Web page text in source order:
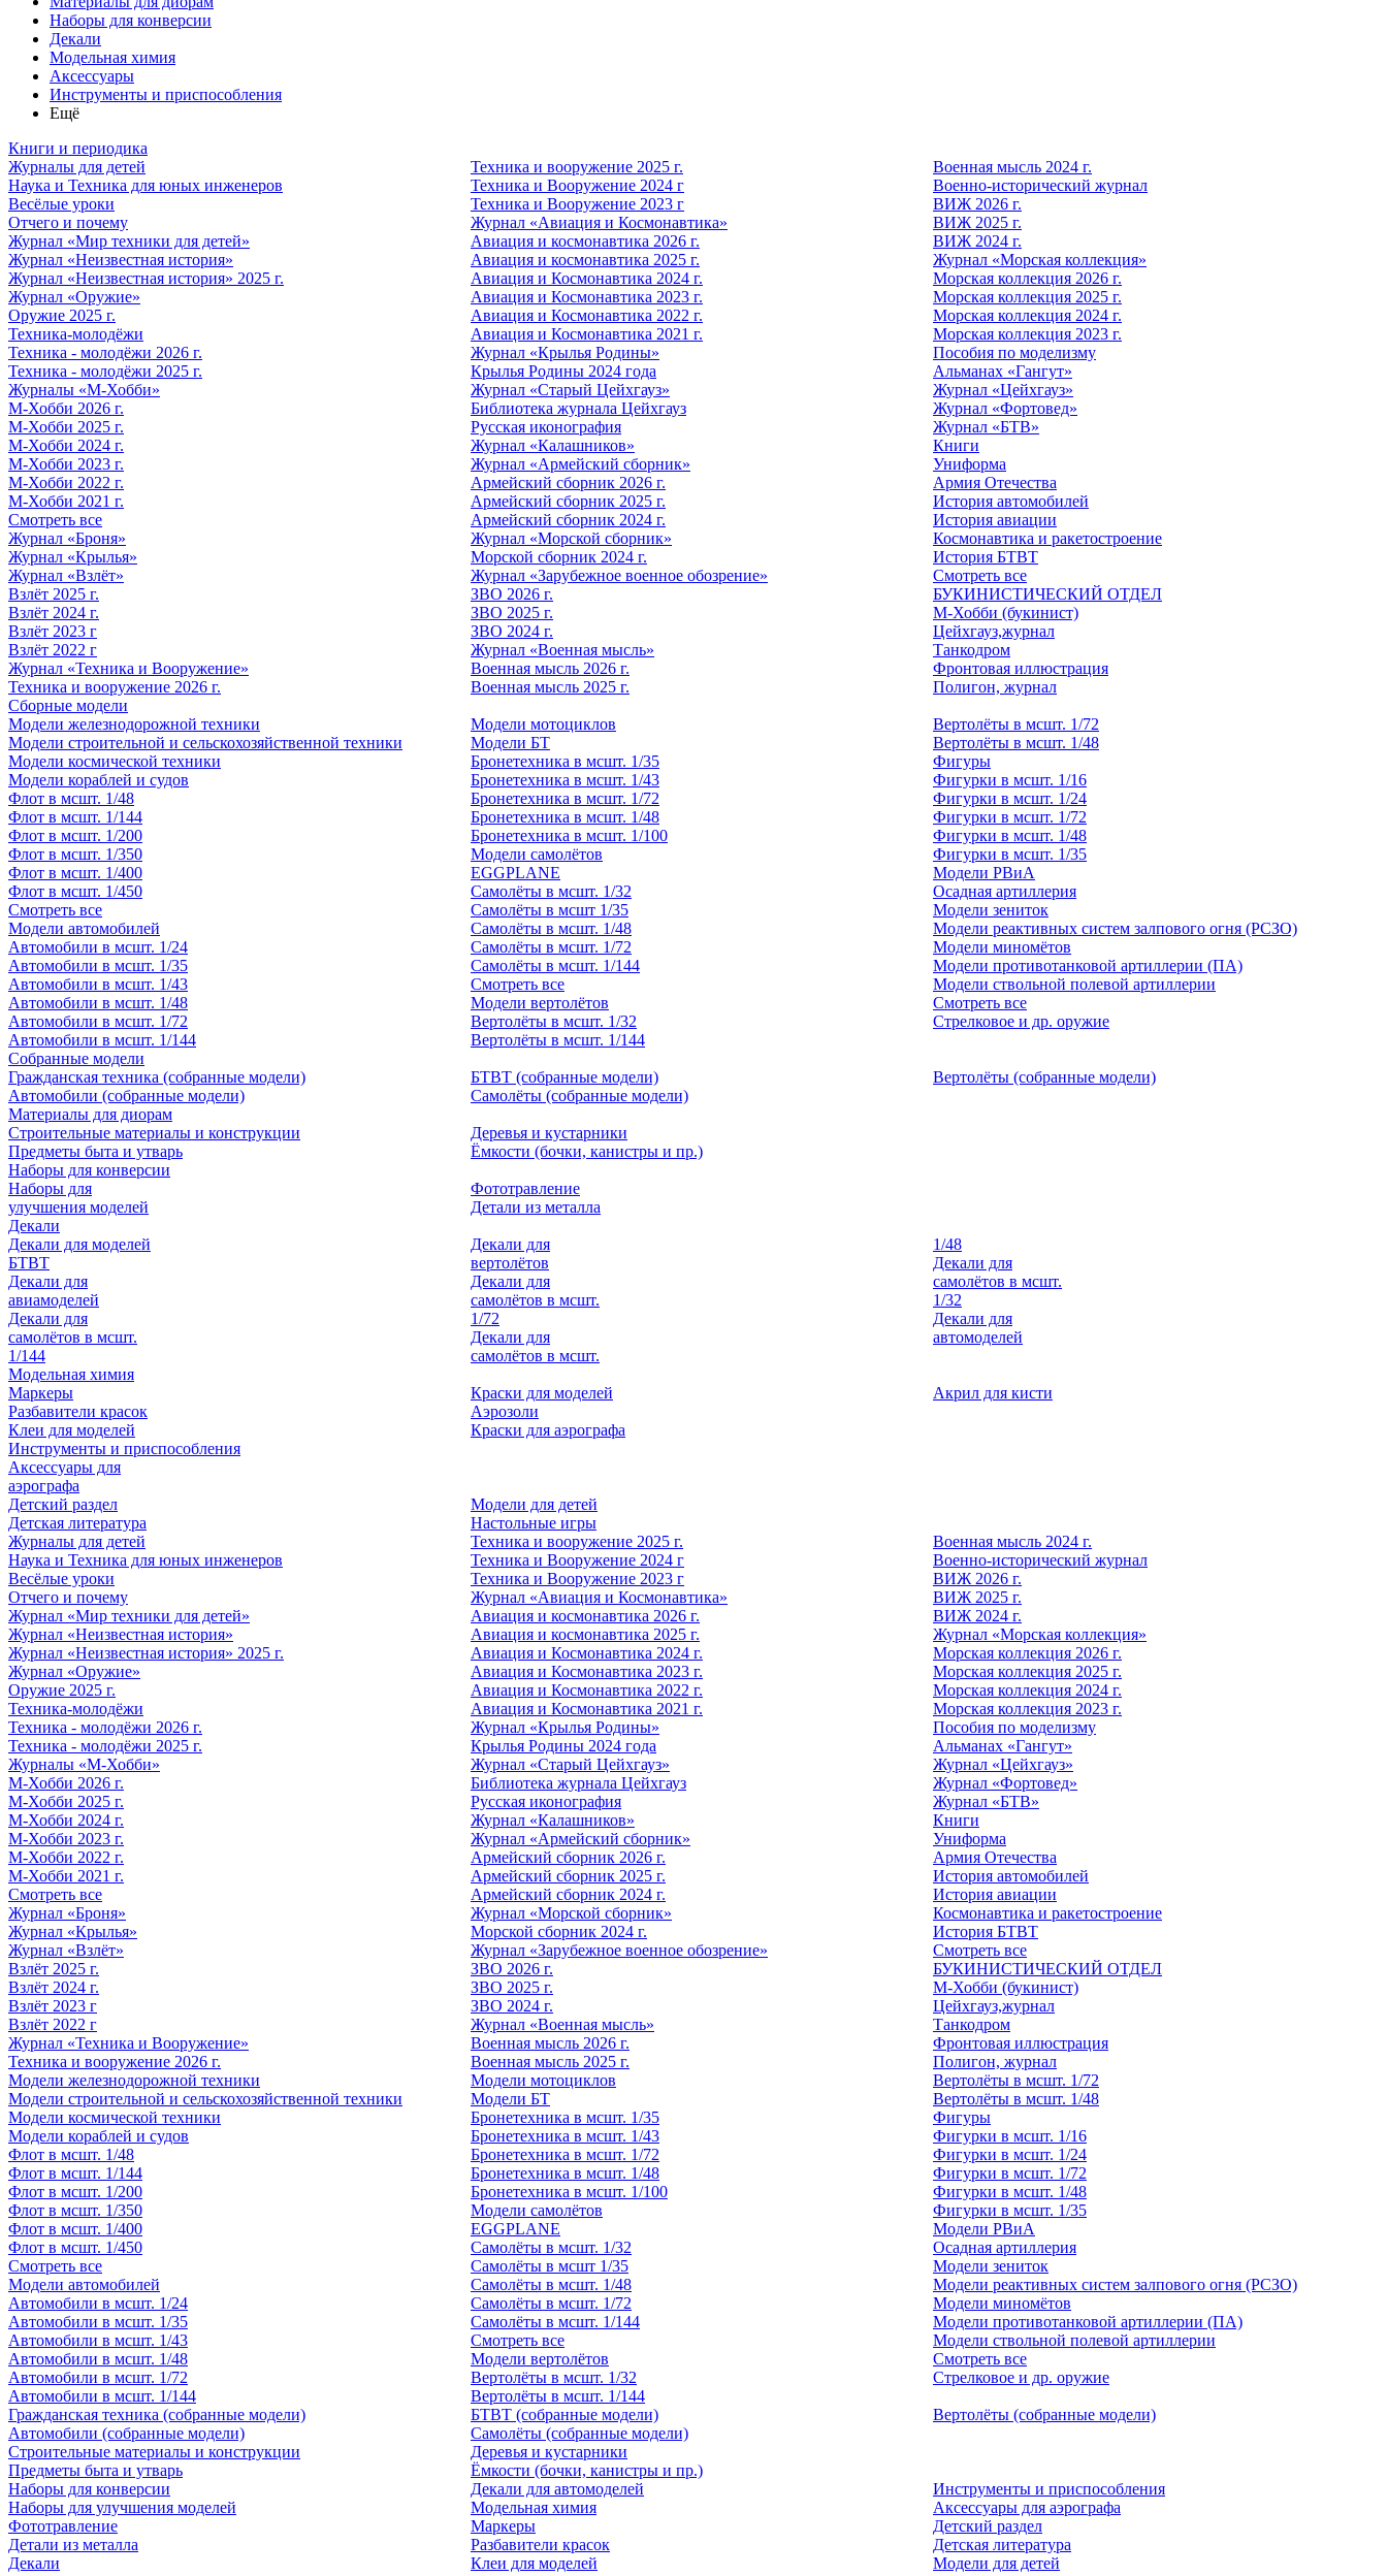
Наборы для конверсии
Декали
Модельная химия
Аксессуары
Инструменты и приспособления
Ещё
Книги и периодика
Журналы для детей
Наука и Техника для юных инженеров
Весёлые уроки
Отчего и почему
Журнал «Мир техники для детей»
Журнал «Неизвестная история»
Журнал «Неизвестная история» 2025 г.
Журнал «Оружие»
Оружие 2025 г.
Техника-молодёжи
Техника - молодёжи 2026 г.
Техника - молодёжи 2025 г.
Журналы «М-Хобби»
М-Хобби 2026 г.
М-Хобби 2025 г.
М-Хобби 2024 г.
М-Хобби 2023 г.
М-Хобби 2022 г.
М-Хобби 2021 г.
Смотреть все
Журнал «Броня»
Журнал «Крылья»
Журнал «Взлёт»
Взлёт 2025 г.
Взлёт 2024 г.
Взлёт 2023 г
Взлёт 2022 г
Журнал «Техника и Вооружение»
Техника и вооружение 2026 г.
Техника и вооружение 2025 г.
Техника и Вооружение 2024 г
Техника и Вооружение 2023 г
Журнал «Авиация и Космонавтика»
Авиация и космонавтика 2026 г.
Авиация и космонавтика 2025 г.
Авиация и Космонавтика 2024 г.
Авиация и Космонавтика 2023 г.
Авиация и Космонавтика 2022 г.
Авиация и Космонавтика 2021 г.
Журнал «Крылья Родины»
Крылья Родины 2024 года
Журнал «Старый Цейхгауз»
Библиотека журнала Цейхгауз
Русская иконография
Журнал «Калашников»
Журнал «Армейский сборник»
Армейский сборник 2026 г.
Армейский сборник 2025 г.
Армейский сборник 2024 г.
Журнал «Морской сборник»
Морской сборник 2024 г.
Журнал «Зарубежное военное обозрение»
ЗВО 2026 г.
ЗВО 2025 г.
ЗВО 2024 г.
Журнал «Военная мысль»
Военная мысль 2026 г.
Военная мысль 2025 г.
Военная мысль 2024 г.
Военно-исторический журнал
ВИЖ 2026 г.
ВИЖ 2025 г.
ВИЖ 2024 г.
Журнал «Морская коллекция»
Морская коллекция 2026 г.
Морская коллекция 2025 г.
Морская коллекция 2024 г.
Морская коллекция 2023 г.
Пособия по моделизму
Альманах «Гангут»
Журнал «Цейхгауз»
Журнал «Фортовед»
Журнал «БТВ»
Книги
Униформа
Армия Отечества
История автомобилей
История авиации
Космонавтика и ракетостроение
История БТВТ
Смотреть все
БУКИНИСТИЧЕСКИЙ ОТДЕЛ
М-Хобби (букинист)
Цейхгауз,журнал
Танкодром
Фронтовая иллюстрация
Полигон, журнал
Сборные модели
Модели железнодорожной техники
Модели строительной и сельскохозяйственной техники
Модели космической техники
Модели кораблей и судов
Флот в мсшт. 1/48
Флот в мсшт. 1/144
Флот в мсшт. 1/200
Флот в мсшт. 1/350
Флот в мсшт. 1/400
Флот в мсшт. 1/450
Смотреть все
Модели автомобилей
Автомобили в мсшт. 1/24
Автомобили в мсшт. 1/35
Автомобили в мсшт. 1/43
Автомобили в мсшт. 1/48
Автомобили в мсшт. 1/72
Автомобили в мсшт. 1/144
Модели мотоциклов
Модели БТ
Бронетехника в мсшт. 1/35
Бронетехника в мсшт. 1/43
Бронетехника в мсшт. 1/72
Бронетехника в мсшт. 1/48
Бронетехника в мсшт. 1/100
Модели самолётов
EGGPLANE
Самолёты в мсшт. 1/32
Самолёты в мсшт 1/35
Самолёты в мсшт. 1/48
Самолёты в мсшт. 1/72
Самолёты в мсшт. 1/144
Смотреть все
Модели вертолётов
Вертолёты в мсшт. 1/32
Вертолёты в мсшт. 1/144
Вертолёты в мсшт. 1/72
Вертолёты в мсшт. 1/48
Фигуры
Фигурки в мсшт. 1/16
Фигурки в мсшт. 1/24
Фигурки в мсшт. 1/72
Фигурки в мсшт. 1/48
Фигурки в мсшт. 1/35
Модели РВиА
Осадная артиллерия
Модели зениток
Модели реактивных систем залпового огня (РСЗО)
Модели миномётов
Модели противотанковой артиллерии (ПА)
Модели ствольной полевой артиллерии
Смотреть все
Стрелковое и др. оружие
Собранные модели
Гражданская техника (собранные модели)
Автомобили (собранные модели)
БТВТ (собранные модели)
Самолёты (собранные модели)
Вертолёты (собранные модели)
Материалы для диорам
Строительные материалы и конструкции
Предметы быта и утварь
Деревья и кустарники
Ёмкости (бочки, канистры и пр.)
Наборы для конверсии
Наборы для
улучшения моделей
Фототравление
Детали из металла
Декали
Декали для моделей
БТВТ
Декали для
авиамоделей
Декали для
самолётов в мсшт.
1/144
Декали для
вертолётов
Декали для
самолётов в мсшт.
1/72
Декали для
самолётов в мсшт.
1/48
Декали для
самолётов в мсшт.
1/32
Декали для
автомоделей
Модельная химия
Маркеры
Разбавители красок
Клеи для моделей
Краски для моделей
Аэрозоли
Краски для аэрографа
Акрил для кисти
Инструменты и приспособления
Аксессуары для
аэрографа
Детский раздел
Детская литература
Модели для детей
Настольные игры
Журналы для детей
Наука и Техника для юных инженеров
Весёлые уроки
Отчего и почему
Журнал «Мир техники для детей»
Журнал «Неизвестная история»
Журнал «Неизвестная история» 2025 г.
Журнал «Оружие»
Оружие 2025 г.
Техника-молодёжи
Техника - молодёжи 2026 г.
Техника - молодёжи 2025 г.
Журналы «М-Хобби»
М-Хобби 2026 г.
М-Хобби 2025 г.
М-Хобби 2024 г.
М-Хобби 2023 г.
М-Хобби 2022 г.
М-Хобби 2021 г.
Смотреть все
Журнал «Броня»
Журнал «Крылья»
Журнал «Взлёт»
Взлёт 2025 г.
Взлёт 2024 г.
Взлёт 2023 г
Взлёт 2022 г
Журнал «Техника и Вооружение»
Техника и вооружение 2026 г.
Техника и вооружение 2025 г.
Техника и Вооружение 2024 г
Техника и Вооружение 2023 г
Журнал «Авиация и Космонавтика»
Авиация и космонавтика 2026 г.
Авиация и космонавтика 2025 г.
Авиация и Космонавтика 2024 г.
Авиация и Космонавтика 2023 г.
Авиация и Космонавтика 2022 г.
Авиация и Космонавтика 2021 г.
Журнал «Крылья Родины»
Крылья Родины 2024 года
Журнал «Старый Цейхгауз»
Библиотека журнала Цейхгауз
Русская иконография
Журнал «Калашников»
Журнал «Армейский сборник»
Армейский сборник 2026 г.
Армейский сборник 2025 г.
Армейский сборник 2024 г.
Журнал «Морской сборник»
Морской сборник 2024 г.
Журнал «Зарубежное военное обозрение»
ЗВО 2026 г.
ЗВО 2025 г.
ЗВО 2024 г.
Журнал «Военная мысль»
Военная мысль 2026 г.
Военная мысль 2025 г.
Военная мысль 2024 г.
Военно-исторический журнал
ВИЖ 2026 г.
ВИЖ 2025 г.
ВИЖ 2024 г.
Журнал «Морская коллекция»
Морская коллекция 2026 г.
Морская коллекция 2025 г.
Морская коллекция 2024 г.
Морская коллекция 2023 г.
Пособия по моделизму
Альманах «Гангут»
Журнал «Цейхгауз»
Журнал «Фортовед»
Журнал «БТВ»
Книги
Униформа
Армия Отечества
История автомобилей
История авиации
Космонавтика и ракетостроение
История БТВТ
Смотреть все
БУКИНИСТИЧЕСКИЙ ОТДЕЛ
М-Хобби (букинист)
Цейхгауз,журнал
Танкодром
Фронтовая иллюстрация
Полигон, журнал
Модели железнодорожной техники
Модели строительной и сельскохозяйственной техники
Модели космической техники
Модели кораблей и судов
Флот в мсшт. 1/48
Флот в мсшт. 1/144
Флот в мсшт. 1/200
Флот в мсшт. 1/350
Флот в мсшт. 1/400
Флот в мсшт. 1/450
Смотреть все
Модели автомобилей
Автомобили в мсшт. 1/24
Автомобили в мсшт. 1/35
Автомобили в мсшт. 1/43
Автомобили в мсшт. 1/48
Автомобили в мсшт. 1/72
Автомобили в мсшт. 1/144
Модели мотоциклов
Модели БТ
Бронетехника в мсшт. 1/35
Бронетехника в мсшт. 1/43
Бронетехника в мсшт. 1/72
Бронетехника в мсшт. 1/48
Бронетехника в мсшт. 1/100
Модели самолётов
EGGPLANE
Самолёты в мсшт. 1/32
Самолёты в мсшт 1/35
Самолёты в мсшт. 1/48
Самолёты в мсшт. 1/72
Самолёты в мсшт. 1/144
Смотреть все
Модели вертолётов
Вертолёты в мсшт. 1/32
Вертолёты в мсшт. 1/144
Вертолёты в мсшт. 1/72
Вертолёты в мсшт. 1/48
Фигуры
Фигурки в мсшт. 1/16
Фигурки в мсшт. 1/24
Фигурки в мсшт. 1/72
Фигурки в мсшт. 1/48
Фигурки в мсшт. 1/35
Модели РВиА
Осадная артиллерия
Модели зениток
Модели реактивных систем залпового огня (РСЗО)
Модели миномётов
Модели противотанковой артиллерии (ПА)
Модели ствольной полевой артиллерии
Смотреть все
Стрелковое и др. оружие
Гражданская техника (собранные модели)
Автомобили (собранные модели)
БТВТ (собранные модели)
Самолёты (собранные модели)
Вертолёты (собранные модели)
Строительные материалы и конструкции
Предметы быта и утварь
Деревья и кустарники
Ёмкости (бочки, канистры и пр.)
Наборы для конверсии
Наборы для улучшения моделей
Фототравление
Детали из металла
Декали
Декали для автомоделей
Модельная химия
Маркеры
Разбавители красок
Клеи для моделей
Инструменты и приспособления
Аксессуары для аэрографа
Детский раздел
Детская литература
Модели для детей